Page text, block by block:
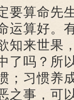
算命先
运算好。
知来世果
了吗？所
；习惯养
之事，可